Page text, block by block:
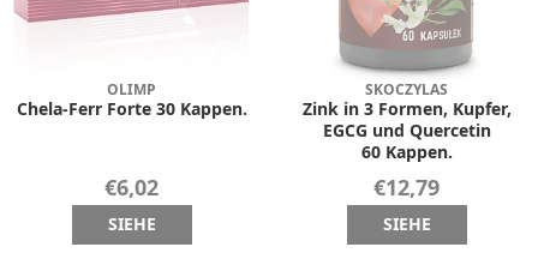
OLIMP
Chela-Ferr Forte 30 Kappen.
€6,02
SIEHE
SKOCZYLAS
Zink in 3 Formen, Kupfer,
EGCG und Quercetin
60 Kappen.
€12,79
SIEHE